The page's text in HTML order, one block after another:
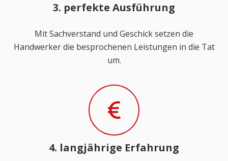
3. perfekte Ausführung
Mit Sachverstand und Geschick setzen die
Handwerker die besprochenen Leistungen in die Tat
um.
4. langjährige Erfahrung